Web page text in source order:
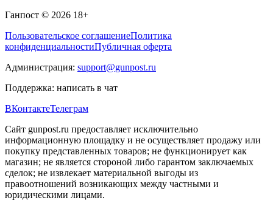
Ганпост © 2026 18+
Пользовательское соглашениеПолитика
конфиденциальностиПубличная оферта
Администрация: support@gunpost.ru
Поддержка: написать в чат
ВКонтактеТелеграм
Сайт gunpost.ru предоставляет исключительно
информационную площадку и не осуществляет продажу или
покупку представленных товаров; не функционирует как
магазин; не является стороной либо гарантом заключаемых
сделок; не извлекает материальной выгоды из
правоотношений возникающих между частными и
юридическими лицами.